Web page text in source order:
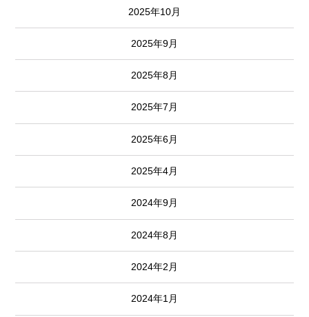
2025年10月
2025年9月
2025年8月
2025年7月
2025年6月
2025年4月
2024年9月
2024年8月
2024年2月
2024年1月